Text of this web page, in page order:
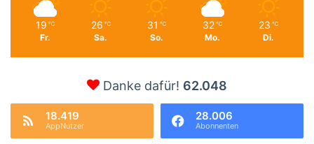
19 ℃
Fr.
26 ℃
Sa.
31 ℃
So.
32 ℃
Mo.
23 ℃
Di.
Danke dafür! 62.048
18.419
AppNutzer
28.006
Abonnenten